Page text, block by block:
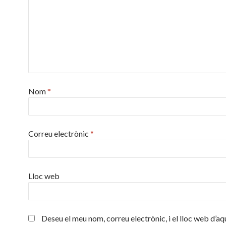
Nom*
Correu electrònic *
Lloc web
Deseu el meu nom, correu electrònic, i el lloc web